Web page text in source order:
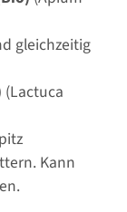
gleichzeitig
(Lactuca
Kann